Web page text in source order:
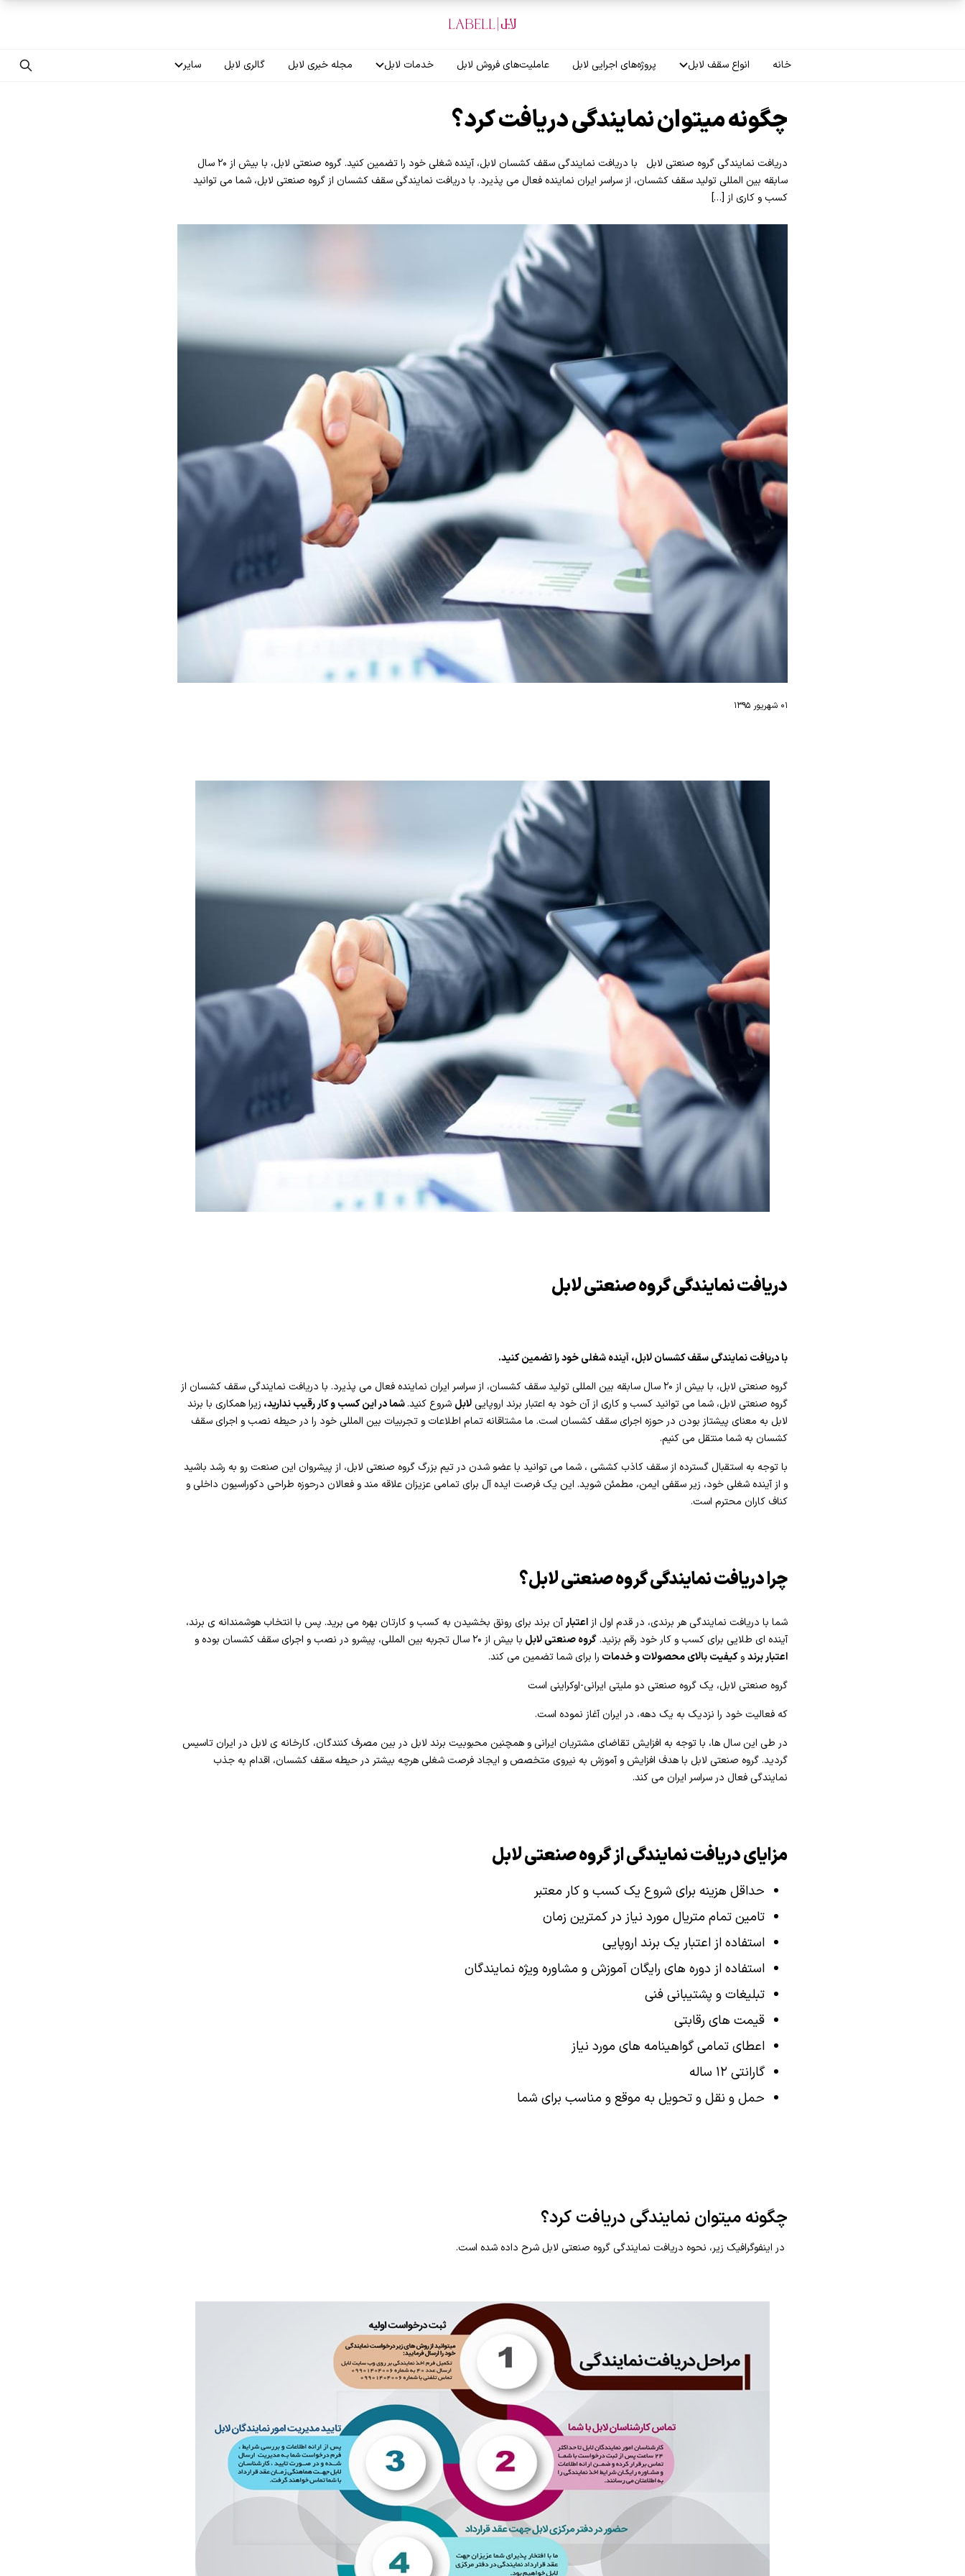
خانه انواع سقف لابل
سقف لاکر
سقف گلکسی
سقف مات
سقف اپلای
پروژه‌های اجرایی لابل عاملیت‌های فروش لابل خدمات لابل مجله خبری لابل گالری لابل سایر
چگونه میتوان نمایندگی دریافت کرد؟
دریافت نمایندگی گروه صنعتی لابل با دریافت نمایندگی سقف کشسان لابل، آینده شغلی خود را تضمین کنید. گروه صنعتی لابل، با بیش از ۲۰ سال
سابقه بین المللی تولید سقف کشسان، از سراسر ایران نماینده فعال می پذیرد. با دریافت نمایندگی سقف کشسان از گروه صنعتی لابل، شما می توانید
کسب و کاری از […]
۰۱ شهریور ۱۳۹۵
دریافت نمایندگی گروه صنعتی لابل
با دریافت نمایندگی سقف کشسان لابل، آینده شغلی خود را تضمین کنید.
گروه صنعتی لابل، با بیش از ۲۰ سال سابقه بین المللی تولید سقف کشسان، از سراسر ایران نماینده فعال می پذیرد. با دریافت نمایندگی سقف کشسان از
گروه صنعتی لابل، شما می توانید کسب و کاری از آن خود به اعتبار برند اروپایی لابل شروع کنید.شما در این کسب و کار رقیب ندارید، زیرا همکاری با برند
لابل به معنای پیشتاز بودن در حوزه اجرای سقف کشسان است. ما مشتاقانه تمام اطلاعات و تجربیات بین المللی خود را در حیطه نصب و اجرای سقف
کشسان به شما منتقل می کنیم.
با توجه به استقبال گسترده از سقف کاذب کششی ، شما می توانید با عضو شدن در تیم بزرگ گروه صنعتی لابل، از پیشروان این صنعت رو به رشد باشید
و از آینده شغلی خود، زیر سقفی ایمن، مطمئن شوید. این یک فرصت ایده آل برای تمامی عزیزان علاقه مند و فعالان درحوزه طراحی دکوراسیون داخلی و
کناف کاران محترم است.
چرا دریافت نمایندگی گروه صنعتی لابل؟
شما با دریافت نمایندگی هر برندی، در قدم اول از اعتبارآن برند برای رونق بخشیدن به کسب و کارتان بهره می برید. پس با انتخاب هوشمندانه ی برند،
آینده ای طلایی برای کسب و کار خود رقم بزنید.گروه صنعتی لابل با بیش از ۲۰ سال تجربه بین المللی، پیشرو در نصب و اجرای سقف کشسان بوده و
اعتبار برندوکیفیت بالای محصولات و خدمات را برای شما تضمین می کند.
گروه صنعتی لابل، یک گروه صنعتی دو ملیتی ایرانی-اوکراینی است
که فعالیت خود را نزدیک به یک دهه، در ایران آغاز نموده است.
در طی این سال ها، با توجه به افزایش تقاضای مشتریان ایرانی و همچنین محبوبیت برند لابل در بین مصرف کنندگان، کارخانه ی لابل در ایران تاسیس
گردید. گروه صنعتی لابل با هدف افزایش و آموزش به نیروی متخصص و ایجاد فرصت شغلی هرچه بیشتر در حیطه سقف کشسان، اقدام به جذب
نمایندگی فعال در سراسر ایران می کند.
مزایای دریافت نمایندگی از گروه صنعتی لابل
حداقل هزینه برای شروع یک کسب و کار معتبر
تامین تمام متریال مورد نیاز در کمترین زمان
استفاده از اعتبار یک برند اروپایی
استفاده از دوره های رایگان آموزش و مشاوره ویژه نمایندگان
تبلیغات و پشتیبانی فنی
قیمت های رقابتی
اعطای تمامی گواهینامه های مورد نیاز
گارانتی ۱۲ ساله
حمل و نقل و تحویل به موقع و مناسب برای شما
چگونه میتوان نمایندگی دریافت کرد؟
در اینفوگرافیک زیر، نحوه دریافت نمایندگی گروه صنعتی لابل شرح داده شده است.